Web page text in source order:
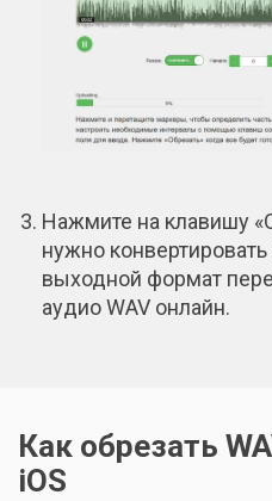
Нажмите на клавишу
нужно
выходной формат
аудио WAV онлайн.
Как обрезать
iOS